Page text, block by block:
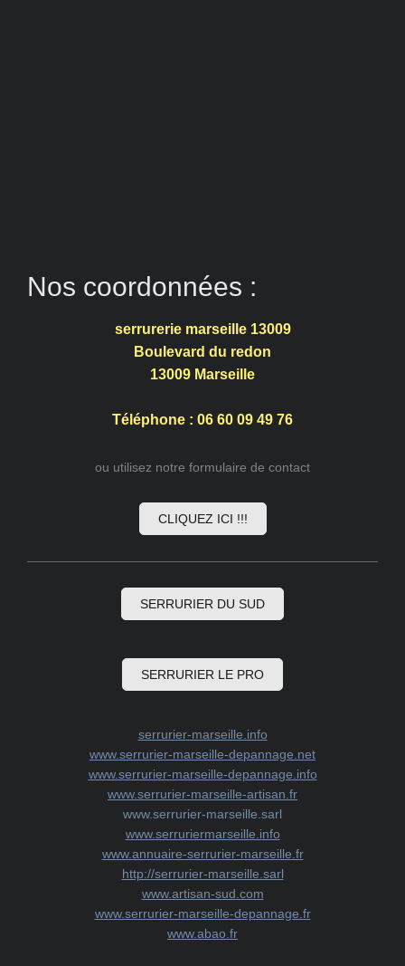
Nos coordonnées :
serrurerie marseille 13009
Boulevard du redon
13009 Marseille
Téléphone : 06 60 09 49 76
ou utilisez notre formulaire de contact
CLIQUEZ ICI !!!
SERRURIER DU SUD
SERRURIER LE PRO
serrurier-marseille.info
www.serrurier-marseille-depannage.net
www.serrurier-marseille-depannage.info
www.serrurier-marseille-artisan.fr
www.serrurier-marseille.sarl
www.serruriermarseille.info
www.annuaire-serrurier-marseille.fr
http://serrurier-marseille.sarl
www.artisan-sud.com
www.serrurier-marseille-depannage.fr
www.abao.fr